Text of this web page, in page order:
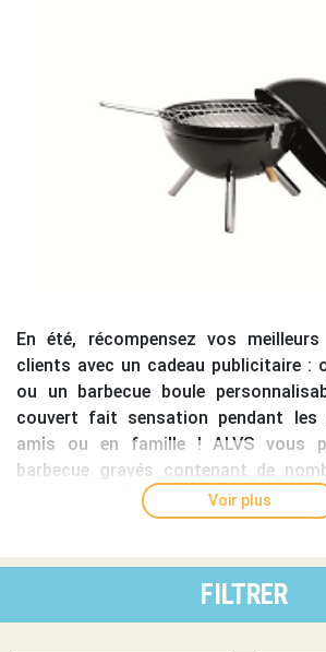
En été, récompensez vos
clients avec un cadeau publicitaire :
ou un barbecue boule
couvert fait sensation pendant les
amis ou en famille ! ALVS vous
barbecue gravés contenant de
mais aussi des ustensiles seuls :
pinces à viande, fourchettes, tabliers,
barbecues portatifs ou nos
personnalisés!
Voir plus
FILTRER